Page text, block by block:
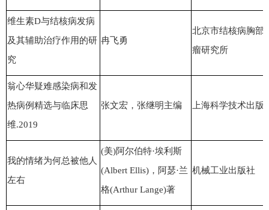
维生素D与结核病发病
及其辅助治疗作用的研
究
冉飞勇
北京市结核病胸部
瘤研究所
翁心华疑难感染病和发
热病例精选与临床思
维.2019
张文宏，张继明主编 上海科学技术出版
我的情绪为何总被他人
左右
(美)阿尔伯特·埃利斯
(Albert Ellis)，阿瑟·兰
格(Arthur Lange)著
机械工业出版社